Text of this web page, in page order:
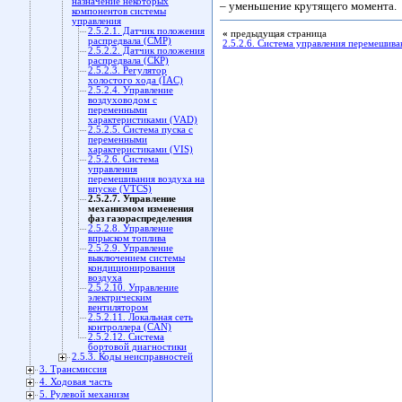
компонентов системы
управления
2.5.2.1. Датчик положения
распредвала (СМР)
2.5.2.2. Датчик положения
распредвала (СКР)
2.5.2.3. Регулятор
холостого хода (IAC)
2.5.2.4. Управление
воздуховодом с
переменными
характеристиками (VAD)
2.5.2.5. Система пуска с
переменными
характеристиками (VIS)
2.5.2.6. Система
управления
перемешивания воздуха на
впуске (VTCS)
2.5.2.7. Управление
механизмом изменения
фаз газораспределения
2.5.2.8. Управление
впрыском топлива
2.5.2.9. Управление
выключением системы
кондиционирования
воздуха
2.5.2.10. Управление
электрическим
вентилятором
2.5.2.11. Локальная сеть
контроллера (CAN)
2.5.2.12. Система
бортовой диагностики
2.5.3. Коды неисправностей
3. Трансмиссия
4. Ходовая часть
5. Рулевой механизм
– уменьшение крутящего момента.
« предыдущая страница
2.5.2.6. Система управления